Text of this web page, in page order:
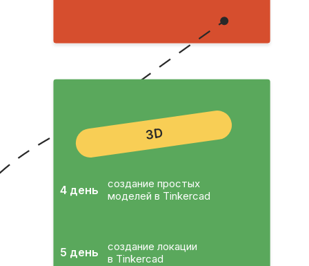
4 день
5 день
создание простых
моделей в Tinkercad
создание локации
в Tinkercad
3D